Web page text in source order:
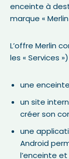
enceinte à
marque « Merlin
L’offre Merlin
les « Services »)
une
un site
créer son
une
Android
l’enceinte